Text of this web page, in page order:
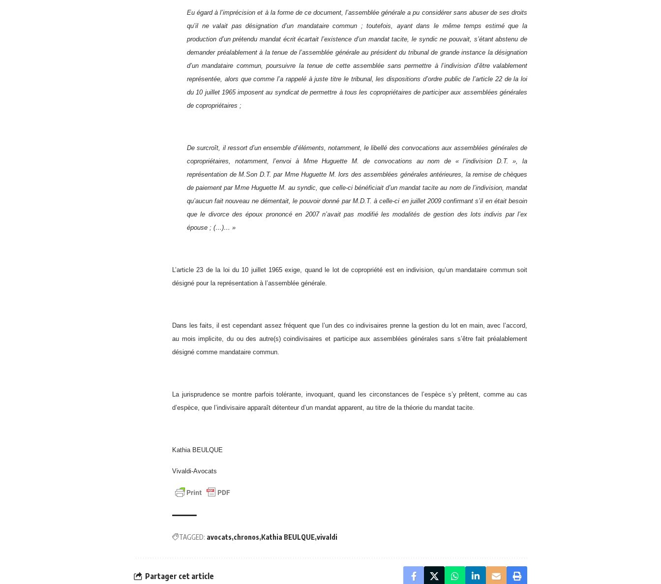
Eu égard à l’imprécision et à la forme de ce document, l’assemblée générale a pu considérer sans abuser de ses droits
qu’il ne valait pas désignation d’un mandataire commun ; toutefois, ayant dans le même temps estimé que la
production d’un prétendu mandat écrit écartait l’existence d’un mandat tacite, le syndic ne pouvait, s’étant abstenu de
demander préalablement à la tenue de l’assemblée générale au président du tribunal de grande instance la désignation
d’un mandataire commun, poursuivre la tenue de cette assemblée sans permettre à l’indivision d’être valablement
représentée, alors que comme l’a rappelé à juste titre le tribunal, les dispositions d’ordre public de l’article 22 de la loi
du 10 juillet 1965 imposent au syndicat de permettre à tous les copropriétaires de participer aux assemblées générales
de copropriétaires ;
De surcroît, il ressort d’un ensemble d’éléments, notamment, le libellé des convocations aux assemblées générales de
copropriétaires, notamment, l’envoi à Mme Huguette M. de convocations au nom de « l’indivision D.T. », la
représentation de M.Son D.T. par Mme Huguette M. lors des assemblées générales antérieures, la remise de chèques
de paiement par Mme Huguette M. au syndic, que celle-ci bénéficiait d’un mandat tacite au nom de l’indivision, mandat
qu’aucun fait nouveau ne démentait, le pouvoir donné par M.D.T. à celle-ci en juillet 2009 confirmant s’il en était besoin
que le divorce des époux prononcé en 2007 n’avait pas modifié les modalités de gestion des lots indivis par l’ex
épouse ; (…)… »
L’article 23 de la loi du 10 juillet 1965 exige, quand le lot de copropriété est en indivision, qu’un mandataire commun soit
désigné pour la représentation à l’assemblée générale.
Dans les faits, il est cependant assez fréquent que l’un des co indivisaires prenne la gestion du lot en main, avec l’accord,
au mois implicite, du ou des autre(s) coindivisaires et participe aux assemblées générales sans s’être fait préalablement
désigné comme mandataire commun.
La jurisprudence se montre parfois tolérante, invoquant, quand les circonstances de l’espèce s’y prêtent, comme au cas
d’espèce, que l’indivisaire apparaît détenteur d’un mandat apparent, au titre de la théorie du mandat tacite.
Kathia BEULQUE
Vivaldi-Avocats
TAGGED: avocats chronos Kathia BEULQUE vivaldi
Partager cet article